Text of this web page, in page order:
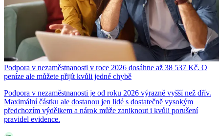
Podpora v nezaměstnanosti v roce 2026 dosáhne až 38 537 Kč. O
peníze ale můžete přijít kvůli jedné chybě
Podpora v nezaměstnanosti je od roku 2026 výrazně vyšší než dřív.
Maximální částku ale dostanou jen lidé s dostatečně vysokým
předchozím výdělkem a nárok může zaniknout i kvůli porušení
pravidel evidence.